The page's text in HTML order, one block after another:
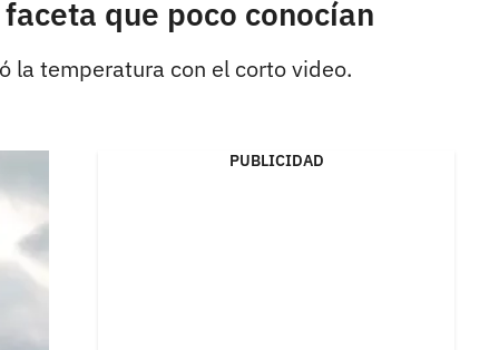
que poco conocían
la temperatura con el corto video.
PUBLICIDAD